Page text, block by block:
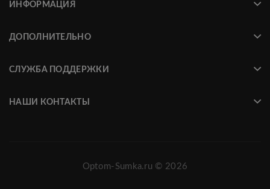
ИНФОРМАЦИЯ
ДОПОЛНИТЕЛЬНО
СЛУЖБА ПОДДЕРЖКИ
НАШИ КОНТАКТЫ
Optom-Sumka.ru © 2026